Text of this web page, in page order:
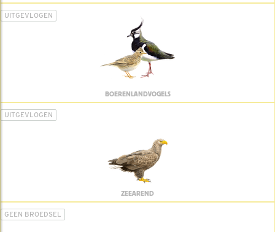
UITGEVLOGEN
BOERENLANDVOGELS
UITGEVLOGEN
ZEEAREND
GEEN BROEDSEL